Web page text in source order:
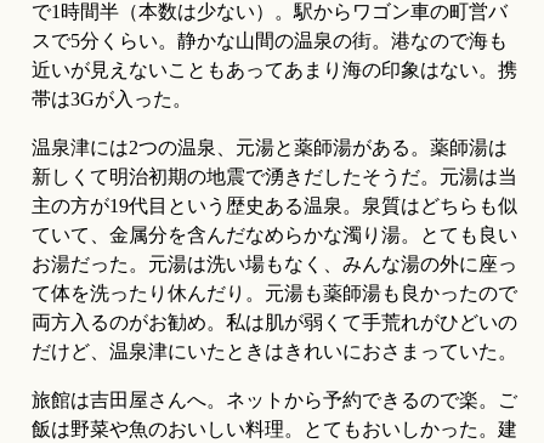
で1時間半（本数は少ない）。駅からワゴン車の町営バ
スで5分くらい。静かな山間の温泉の街。港なので海も
近いが見えないこともあってあまり海の印象はない。携
帯は3Gが入った。
温泉津には2つの温泉、元湯と薬師湯がある。薬師湯は
新しくて明治初期の地震で湧きだしたそうだ。元湯は当
主の方が19代目という歴史ある温泉。泉質はどちらも似
ていて、金属分を含んだなめらかな濁り湯。とても良い
お湯だった。元湯は洗い場もなく、みんな湯の外に座っ
て体を洗ったり休んだり。元湯も薬師湯も良かったので
両方入るのがお勧め。私は肌が弱くて手荒れがひどいの
だけど、温泉津にいたときはきれいにおさまっていた。
旅館は吉田屋さんへ。ネットから予約できるので楽。ご
飯は野菜や魚のおいしい料理。とてもおいしかった。建